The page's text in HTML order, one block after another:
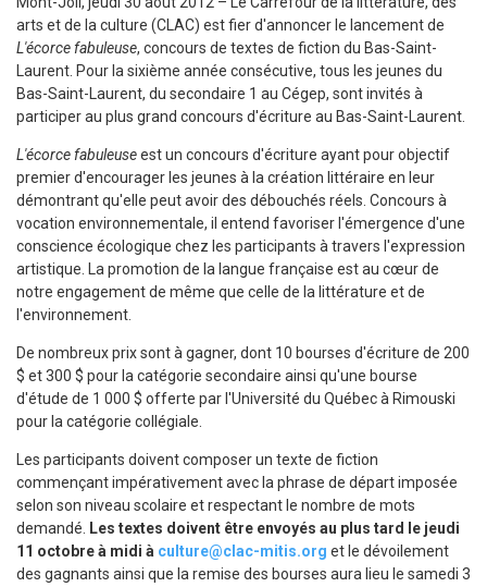
arts et de la culture (CLAC) est fier d'annoncer le lancement de
L'écorce fabuleuse, concours de textes de fiction du Bas-Saint-
Laurent. Pour la sixième année consécutive, tous les jeunes du
Bas-Saint-Laurent, du secondaire 1 au Cégep, sont invités à
participer au plus grand concours d'écriture au Bas-Saint-Laurent.
L'écorce fabuleuseest un concours d'écriture ayant pour objectif
premier d'encourager les jeunes à la création littéraire en leur
démontrant qu'elle peut avoir des débouchés réels. Concours à
vocation environnementale, il entend favoriser l'émergence d'une
conscience écologique chez les participants à travers l'expression
artistique. La promotion de la langue française est au cœur de
notre engagement de même que celle de la littérature et de
l'environnement.
De nombreux prix sont à gagner, dont 10 bourses d'écriture de 200
$ et 300 $ pour la catégorie secondaire ainsi qu'une bourse
d'étude de 1 000 $ offerte par l'Université du Québec à Rimouski
pour la catégorie collégiale.
Les participants doivent composer un texte de fiction
commençant impérativement avec la phrase de départ imposée
selon son niveau scolaire et respectant le nombre de mots
demandé.
Les textes doivent être envoyés au plus tard le jeudi
11 octobre à midi à culture@clac-mitis.org et le dévoilement
des gagnants ainsi que la remise des bourses aura lieu le samedi 3